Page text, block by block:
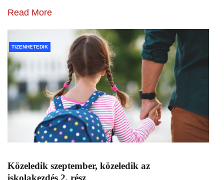
Read More
TIZENHETEDIK
Közeledik szeptember, közeledik az
iskolakezdés 2. rész